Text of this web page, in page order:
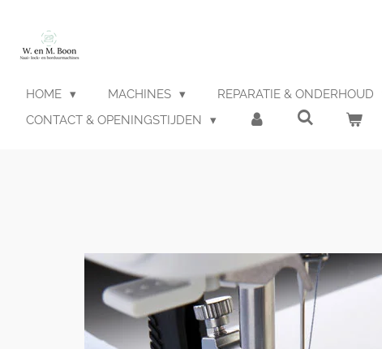
naar
hoofdinhoud
HOME MACHINES REPARATIE & ONDERHOUD
CONTACT & OPENINGSTIJDEN